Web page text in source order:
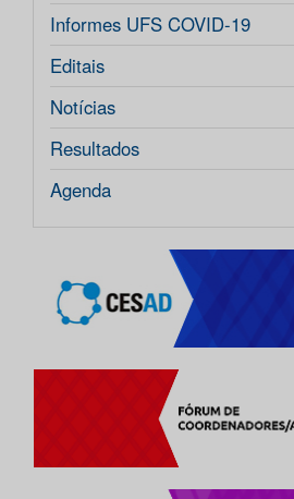
Informes UFS COVID-19
Editais
Notícias
Resultados
Agenda